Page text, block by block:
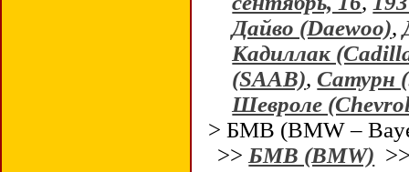
Дайво (Daewoo),
Кадиллак
(SAAB),Сатурн
Шевроле
> БМВ (BMW –
>> БМВ (BMW)